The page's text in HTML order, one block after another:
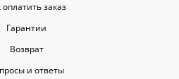
оплатить заказ
Гарантии
Возврат
и ответы